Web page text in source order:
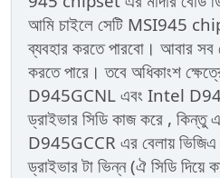
আমি চাইলে সেটি MSI945
ব্যবহার করতে পারবো। আবার সব
করতে পারে। তবে অধিকাংশ
D945GCNL এবং Intel
ড্রাইভার সিডি কাজ করে ,
D945GCCR এর বেলায় ভিজিএ
ড্রাইভার টা ভিন্ন (ঐ সিডি দিয়ে